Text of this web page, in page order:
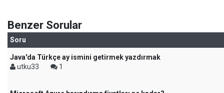
Benzer Sorular
Soru
Java'da Türkçe ay ismini getirmek yazdırmak
utku33
1